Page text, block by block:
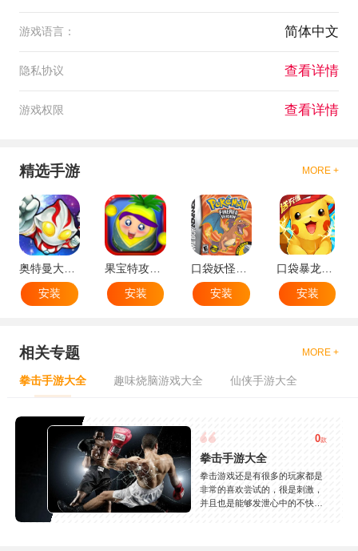
游戏语言： 简体中文
隐私协议 查看详情
游戏权限 查看详情
精选手游 MORE +
奥特曼大战小怪兽
安装
安装
安装
安装
相关专题 MORE +
拳击手游大全 趣味烧脑游戏大全 仙侠手游大全
0款
拳击手游大全
拳击游戏还是有很多的玩家都是
非常的喜欢尝试的，很是刺激，
并且也是能够发泄心中的不快